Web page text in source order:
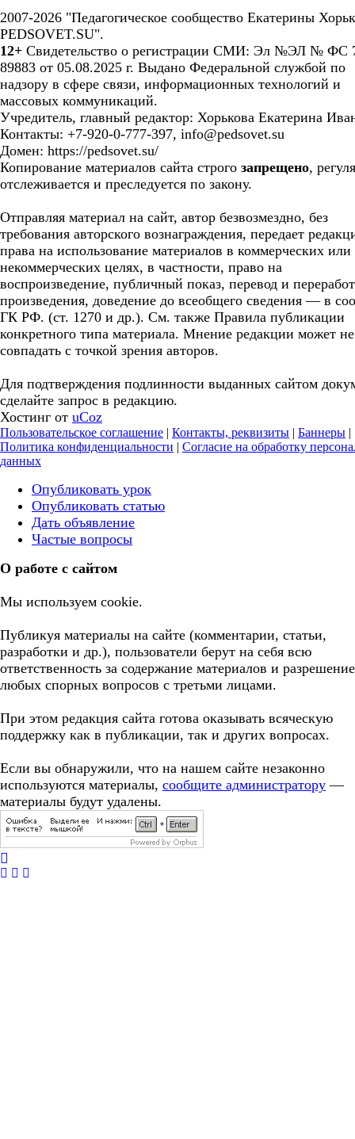
2007-2026 "Педагогическое сообщество Екатерины
PEDSOVET.SU".
12+ Свидетельство о регистрации СМИ: Эл №ЭЛ № ФС
89883 от 05.08.2025 г. Выдано Федеральной службой по
надзору в сфере связи, информационных технологий и
массовых коммуникаций.
Учредитель, главный редактор: Хорькова Екатерина
Контакты: +7-920-0-777-397, info@pedsovet.su
Домен: https://pedsovet.su/
Копирование материалов сайта строго запрещено,
отслеживается и преследуется по закону.
Отправляя материал на сайт, автор безвозмездно, без
требования авторского вознаграждения, передает
права на использование материалов в коммерческих или
некоммерческих целях, в частности, право на
воспроизведение, публичный показ, перевод и
произведения, доведение до всеобщего сведения — в
ГК РФ. (ст. 1270 и др.). См. также Правила публикации
конкретного типа материала. Мнение редакции может не
совпадать с точкой зрения авторов.
Для подтверждения подлинности выданных сайтом
сделайте запрос в редакцию.
Хостинг от uCoz
Пользовательское соглашение | Контакты, реквизиты | Баннеры |
Политика конфиденциальности | Согласие на обработку
данных
Опубликовать урок
Опубликовать статью
Дать объявление
Частые вопросы
О работе с сайтом
Мы используем cookie.
Публикуя материалы на сайте (комментарии, статьи,
разработки и др.), пользователи берут на себя всю
ответственность за содержание материалов и разрешение
любых спорных вопросов с третьми лицами.
При этом редакция сайта готова оказывать всяческую
поддержку как в публикации, так и других вопросах.
Если вы обнаружили, что на нашем сайте незаконно
используются материалы, сообщите администратору —
материалы будут удалены.